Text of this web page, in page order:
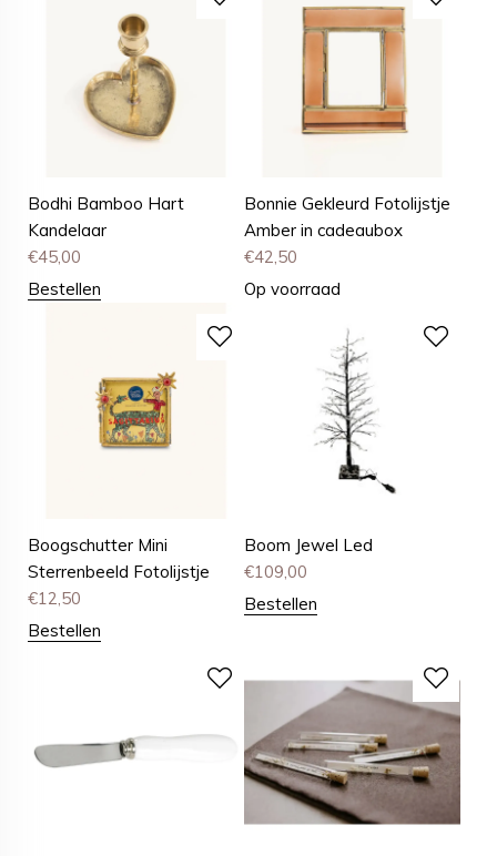
Bodhi Bamboo Hart
Kandelaar
€45,00
Bestellen
Bonnie Gekleurd Fotolijstje
Amber in cadeaubox
€42,50
Op voorraad
Boogschutter Mini
Sterrenbeeld Fotolijstje
€12,50
Bestellen
Boom Jewel Led
€109,00
Bestellen